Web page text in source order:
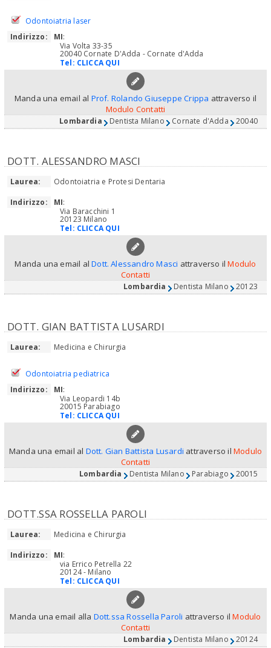
Odontoiatria laser
Indirizzo:
MI:
Via Volta 33-35
20040 Cornate D'Adda - Cornate d'Adda
Tel: CLICCA QUI
Manda una email al Prof. Rolando Giuseppe Crippa attraverso il
Modulo Contatti
Lombardia Dentista Milano Cornate d'Adda 20040
DOTT. ALESSANDRO MASCI
Laurea:
Odontoiatria e Protesi Dentaria
Indirizzo:
MI:
Via Baracchini 1
20123 Milano
Tel: CLICCA QUI
Manda una email alDott. Alessandro Masci attraverso ilModulo
Contatti
Lombardia Dentista Milano 20123
DOTT. GIAN BATTISTA LUSARDI
Laurea: Medicina e Chirurgia
Odontoiatria pediatrica
Indirizzo:
MI:
Via Leopardi 14b
20015 Parabiago
Tel: CLICCA QUI
Manda una email al Dott. Gian Battista Lusardi attraverso il Modulo
Contatti
Lombardia Dentista Milano Parabiago 20015
DOTT.SSA ROSSELLA PAROLI
Laurea:
Medicina e Chirurgia
Indirizzo:
MI:
via Errico Petrella 22
20124 - Milano
Tel: CLICCA QUI
Manda una email alla Dott.ssa Rossella Paroli attraverso ilModulo
Contatti
Lombardia Dentista Milano 20124